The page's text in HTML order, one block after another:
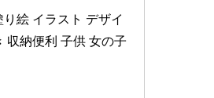
絵 イラスト デザイ
収納便利 子供 女の子